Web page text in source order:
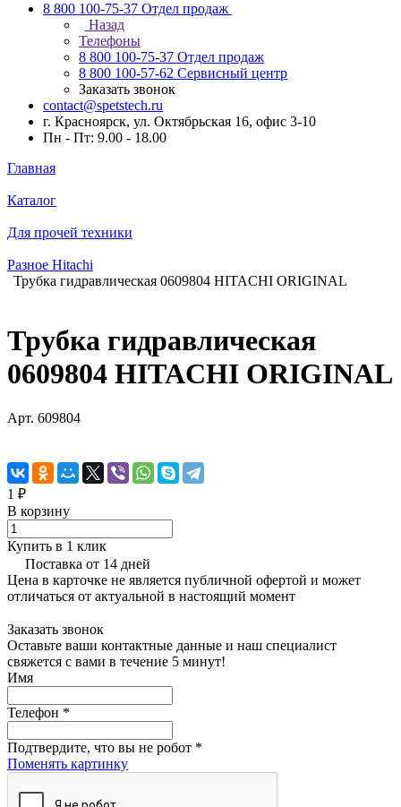
8 800 100-75-37 Отдел продаж
Назад
Телефоны
8 800 100-75-37 Отдел продаж
8 800 100-57-62 Сервисный центр
Заказать звонок
contact@spetstech.ru
г. Красноярск, ул. Октябрьская 16, офис 3-10
Пн - Пт: 9.00 - 18.00
Главная
Каталог
Для прочей техники
Разное Hitachi
Трубка гидравлическая 0609804 HITACHI ORIGINAL
Трубка гидравлическая
0609804 HITACHI ORIGINAL
Арт. 609804
1 ₽
В корзину
Купить в 1 клик
Поставка от 14 дней
Цена в карточке не является публичной офертой и может
отличаться от актуальной в настоящий момент
Заказать звонок
Оставьте ваши контактные данные и наш специалист
свяжется с вами в течение 5 минут!
Имя
Телефон *
Подтвердите, что вы не робот *
Поменять картинку